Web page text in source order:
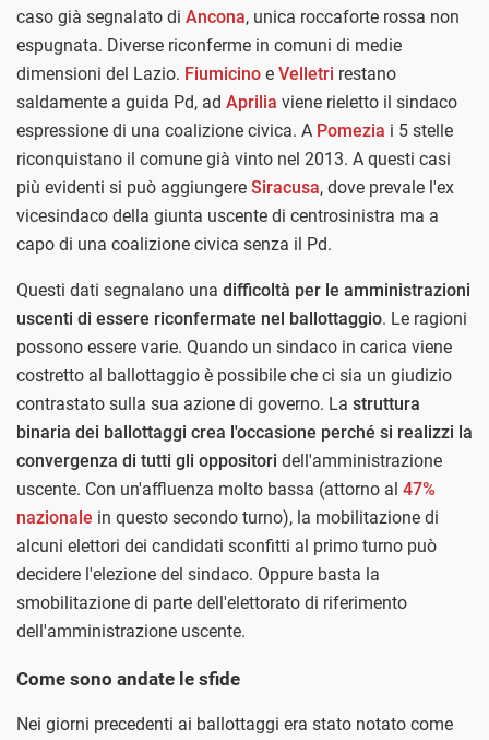
caso già segnalato di Ancona, unica roccaforte rossa non
espugnata. Diverse riconferme in comuni di medie
dimensioni del Lazio. Fiumicino e Velletri restano
saldamente a guida Pd, ad Aprilia viene rieletto il sindaco
espressione di una coalizione civica. A Pomezia i 5 stelle
riconquistano il comune già vinto nel 2013. A questi casi
più evidenti si può aggiungere Siracusa, dove prevale l'ex
vicesindaco della giunta uscente di centrosinistra ma a
capo di una coalizione civica senza il Pd.
Questi dati segnalano una difficoltà per le amministrazioni
uscenti di essere riconfermate nel ballottaggio. Le ragioni
possono essere varie. Quando un sindaco in carica viene
costretto al ballottaggio è possibile che ci sia un giudizio
contrastato sulla sua azione di governo. La struttura
binaria dei ballottaggi crea l'occasione perché si realizzi la
convergenza di tutti gli oppositori dell'amministrazione
uscente. Con un'affluenza molto bassa (attorno al 47%
nazionale in questo secondo turno), la mobilitazione di
alcuni elettori dei candidati sconfitti al primo turno può
decidere l'elezione del sindaco. Oppure basta la
smobilitazione di parte dell'elettorato di riferimento
dell'amministrazione uscente.
Come sono andate le sfide
Nei giorni precedenti ai ballottaggi era stato notato come